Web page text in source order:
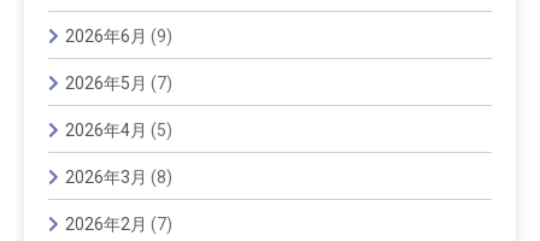
2026年6月 (9)
2026年5月 (7)
2026年4月 (5)
2026年3月 (8)
2026年2月 (7)